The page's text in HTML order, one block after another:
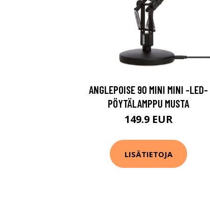
ANGLEPOISE 90 MINI MINI -LED-
PÖYTÄLAMPPU MUSTA
149.9 EUR
LISÄTIETOJA